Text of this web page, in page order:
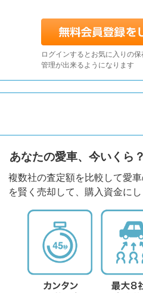
ログインするとお気に入りの
管理が出来るようになります
あなたの愛車、今いくら？
複数社の査定額を比較して愛
を賢く売却して、購入資金にし